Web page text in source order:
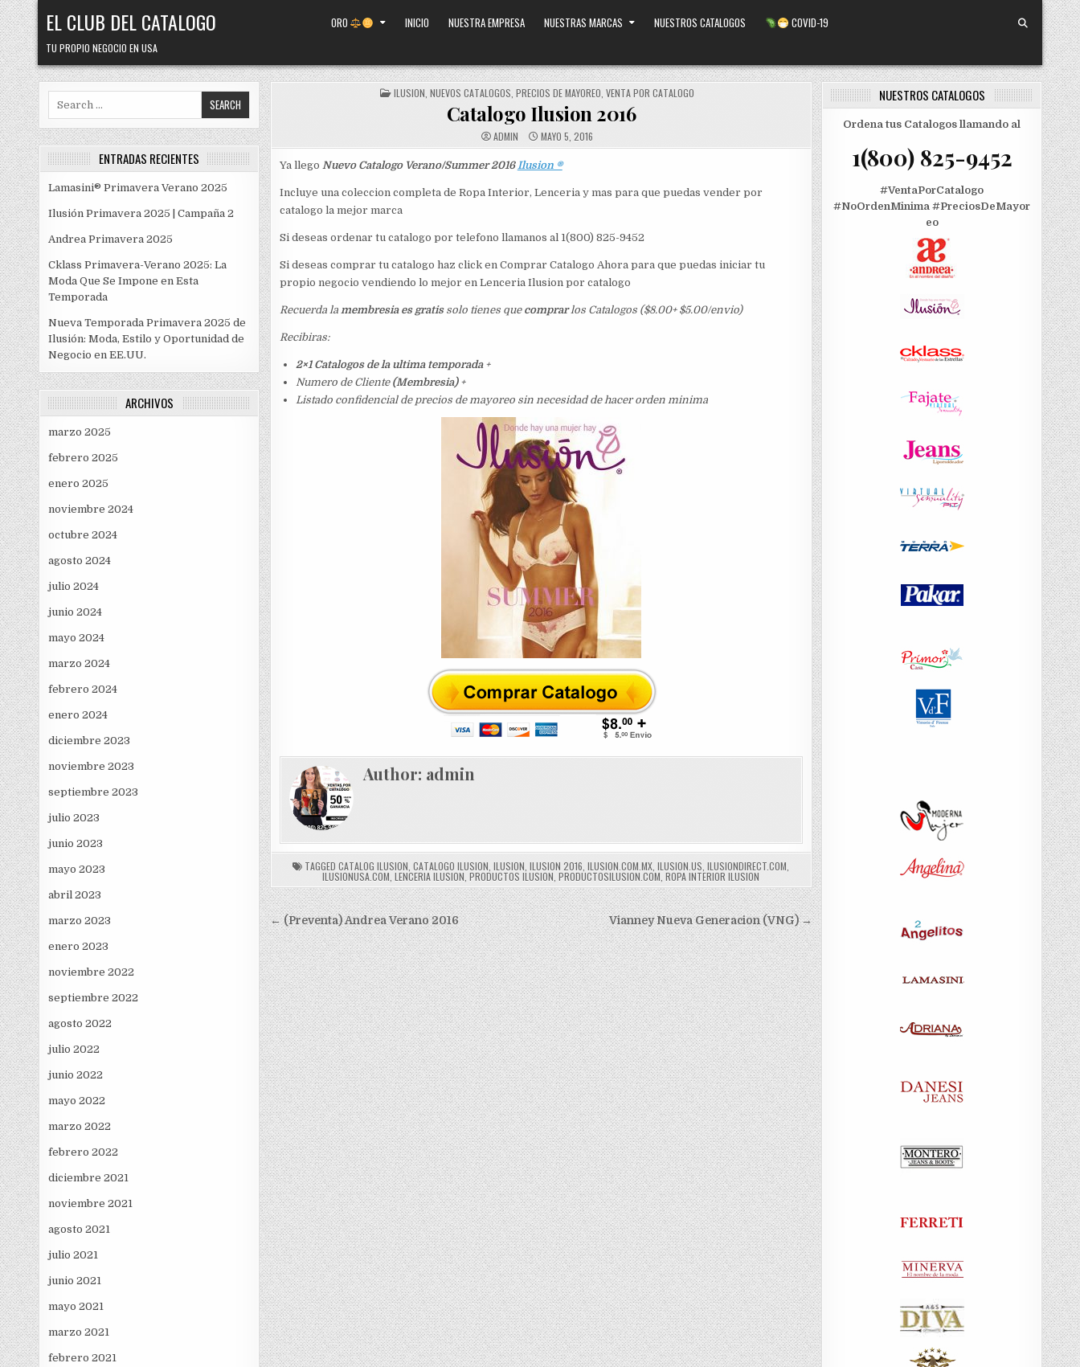
Skip
to
content
EL CLUB DEL CATALOGO
TU PROPIO NEGOCIO EN USA
ORO INICIO NUESTRA EMPRESA NUESTRAS MARCAS NUESTROS CATALOGOS COVID-19
ENTRADAS RECIENTES
Lamasini® Primavera Verano 2025
Ilusión Primavera 2025 | Campaña 2
Andrea Primavera 2025
Cklass Primavera-Verano 2025: La
Moda Que Se Impone en Esta
Temporada
Nueva Temporada Primavera 2025 de
Ilusión: Moda, Estilo y Oportunidad de
Negocio en EE.UU.
ARCHIVOS
marzo 2025
febrero 2025
enero 2025
noviembre 2024
octubre 2024
agosto 2024
julio 2024
junio 2024
mayo 2024
marzo 2024
febrero 2024
enero 2024
diciembre 2023
noviembre 2023
septiembre 2023
julio 2023
junio 2023
mayo 2023
abril 2023
marzo 2023
enero 2023
noviembre 2022
septiembre 2022
agosto 2022
julio 2022
junio 2022
mayo 2022
marzo 2022
febrero 2022
diciembre 2021
noviembre 2021
agosto 2021
julio 2021
junio 2021
mayo 2021
marzo 2021
febrero 2021
POSTED
IN
ILUSION NUEVOS CATALOGOS PRECIOS DE MAYOREO VENTA POR CATALOGO
Catalogo Ilusion 2016
ADMIN MAYO 5, 2016
Ya llego Nuevo Catalogo Verano/Summer 2016Ilusion ®
Incluye una coleccion completa de Ropa Interior, Lenceria y mas para que puedas vender por
catalogo la mejor marca
Si deseas ordenar tu catalogo por telefono llamanos al 1(800) 825-9452
Si deseas comprar tu catalogo haz click en Comprar Catalogo Ahora para que puedas iniciar tu
propio negocio vendiendo lo mejor en Lenceria Ilusion por catalogo
Recuerda la membresia es gratissolo tienes que comprarlos Catalogos ($8.00+ $5.00/envio)
Recibiras:
2×1 Catalogos de la ultima temporada+
Numero de Cliente (Membresia)+
Listado confidencial de precios de mayoreo sin necesidad de hacer orden minima
Author: admin
TAGGEDCATALOG ILUSION ,CATALOGO ILUSION ,ILUSION ,ILUSION 2016 ,ILUSION.COM.MX ,ILUSION.US ,ILUSIONDIRECT.COM
ILUSIONUSA.COM ,LENCERIA ILUSION ,PRODUCTOS ILUSION ,PRODUCTOSILUSION.COM ,ROPA INTERIOR ILUSION
Navegación
de
entradas
Vianney Nueva Generacion (VNG) →
← (Preventa) Andrea Verano 2016
NUESTROS CATALOGOS
Ordena tus Catalogos llamando al
1(800) 825-9452
#VentaPorCatalogo
#NoOrdenMinima #PreciosDeMayor
eo